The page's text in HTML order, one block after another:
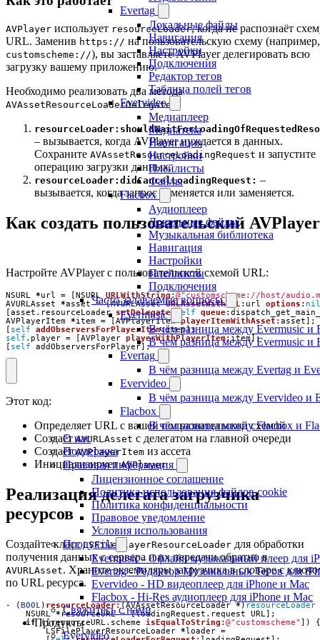
Evertag
Локальные файлы
Навигация
Настройки
Подключения
Редактор тегов
Таблица полей тегов
Evervideo
Медиаплеер
Медиатека
Навигация
Настройки
Плейлисты
Файлы
Flacbox
Аудиоплеер
Локальные файлы
Музыкальная библиотека
Навигация
Настройки
Плейлисты
Подключения
Часто задаваемые вопросы
Evermusic
В чём разница между Evermusic и
В чём разница между Evermusic и
Evertag
В чём разница между Evertag и
Evervideo
В чём разница между Evervideo и
Flacbox
В чём разница между Flacbox и
О нас
Поддержка
Правовая информация
Лицензионное соглашение
Политика использования файлов cookie
Политика конфиденциальности
Правовое уведомление
Условия использования
Продукты
Evermusic - Офлайн музыкальный плеер для
Evertag - Редактор Музыкальных Тегов для
Evervideo - HD видеоплеер для iPhone и Mac
Flacbox - Hi-Res аудиоплеер для iPhone и Mac
Свяжитесь с нами
Продукты
Evervideo
AVPlayer использует resourceLoader, когда не распознаёт
URL. Заменив https:// на пользовательскую схему (например,
customscheme://), вы заставляете AVPlayer делегировать всю
загрузку вашему приложению.
Необходимо реализовать два метода
AVAssetResourceLoaderDelegate
– вызывается, когда AVPlayer нуждается в данных.
Сохраните AVAssetResourceLoadingRequest и запустите
операцию загрузки данных.
resourceLoader:didCancelLoadingRequest: –
вызывается, когда запрос отменяется или заменяется.
Как создать пользовательский AVPlayer
Настройте AVPlayer с пользовательской схемой URL:
NSURL *url = [NSURL URLWithString : @"customscheme://host/
AVURLAsset
*asset = [AVURLAsset URLAssetWithURL : url options : nil
[asset . resourceLoader setDelegate: self queue:
AVPlayerItem *item = [AVPlayerItem playerItemWithAsset : asset];
[ self addObserversForPlayerItem:item];
self . player = [AVPlayer playerWithPlayerItem: item];
[ self addObserversForPlayer];
Этот код:
Определяет URL с вашей пользовательской схемой
СоздаётAVURLAsset с делегатом на главной очереди
СоздаётAVPlayerItem из ассета
ИнициализируетAVPlayer
Реализация делегата загрузчика
ресурсов
Создайте классLSFilePlayerResourceLoader для обработки
получения данных с сервера и их передачи обратно в
AVURLAsset. Храните экземпляры загрузчика в словаре с
по URL ресурса.
- ( BOOL ) resourceLoader: ( AVAssetResourceLoader * ) resourceLoader
NSURL
* resourceURL = [loadingRequest . request URL
];
if
([resourceURL . scheme isEqualToString : @"customscheme" ])
{
LSFilePlayerResourceLoader * loader =